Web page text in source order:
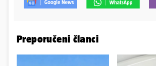
Preporučeni članci